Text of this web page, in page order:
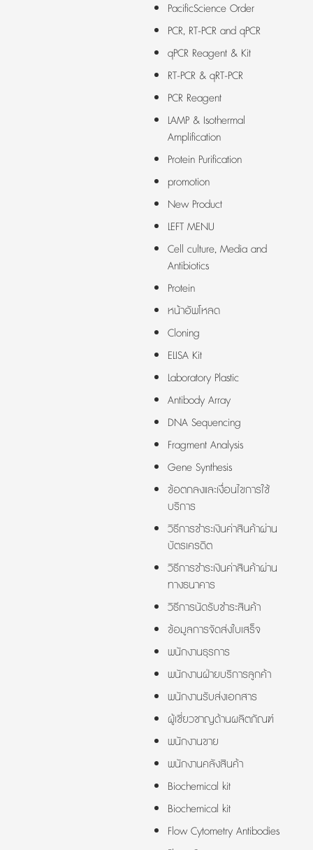
PacificScience Order
PCR, RT-PCR and qPCR
qPCR Reagent & Kit
RT-PCR & qRT-PCR
PCR Reagent
LAMP & Isothermal
Amplification
Protein Purification
promotion
New Product
LEFT MENU
Cell culture, Media and
Antibiotics
Protein
หน้าอัพโหลด
Cloning
ELISA Kit
Laboratory Plastic
Antibody Array
DNA Sequencing
Fragment Analysis
Gene Synthesis
ข้อตกลงและเงื่อนไขการใช้
บริการ
วิธีการชำระเงินค่าสินค้าผ่าน
บัตรเครดิต
วิธีการชำระเงินค่าสินค้าผ่าน
ทางธนาคาร
วิธีการนัดรับชำระสินค้า
ข้อมูลการจัดส่งใบเสร็จ
พนักงานธุรการ
พนักงานฝ่ายบริการลูกค้า
พนักงานรับส่งเอกสาร
ผู้เชี่ยวชาญด้านผลิตภัณฑ์
พนักงานขาย
พนักงานคลังสินค้า
Biochemical kit
Biochemical kit
Flow Cytometry Antibodies